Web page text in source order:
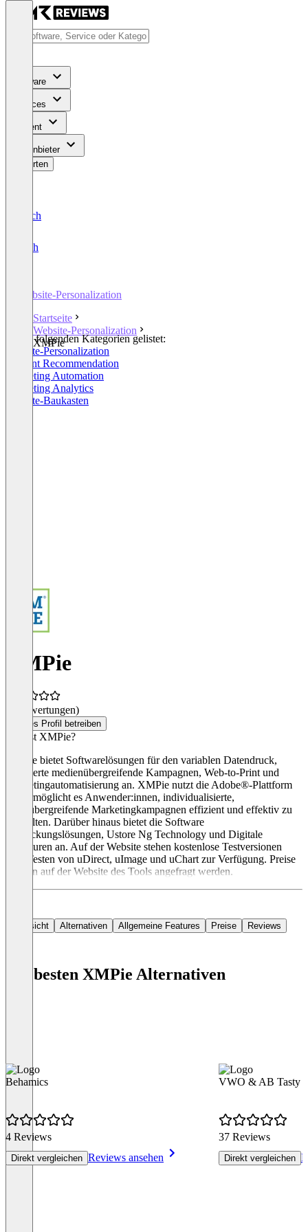
Software
Services
Content
Für Anbieter
Bewerten
Deutsch
English
Website-Personalization
Startseite
Website-Personalization
XMPie
In den folgenden Kategorien gelistet:
Website-Personalization
Content Recommendation
Marketing Automation
Marketing Analytics
Website-Baukasten
XMPie
(0 Bewertungen)
Dieses Profil betreiben
Was ist XMPie?
XMPie bietet Softwarelösungen für den variablen Datendruck,
integrierte medienübergreifende Kampagnen, Web-to-Print und
Marketingautomatisierung an. XMPie nutzt die Adobe®-Plattform
und ermöglicht es Anwender:innen, individualisierte,
kanalübergreifende Marketingkampagnen effizient und effektiv zu
verwalten. Darüber hinaus bietet die Software
Verpackungslösungen, Ustore Ng Technology und Digitale
Signaturen an. Auf der Website stehen kostenlose Testversionen
zum Testen von uDirect, uImage und uChart zur Verfügung. Preise
können auf der Website des Tools angefragt werden.
Übersicht Alternativen Allgemeine Features Preise Reviews
Die besten XMPie Alternativen
Behamics
4 Reviews
Direkt vergleichen Reviews ansehen
VWO & AB Tasty
37 Reviews
Direkt vergleichen